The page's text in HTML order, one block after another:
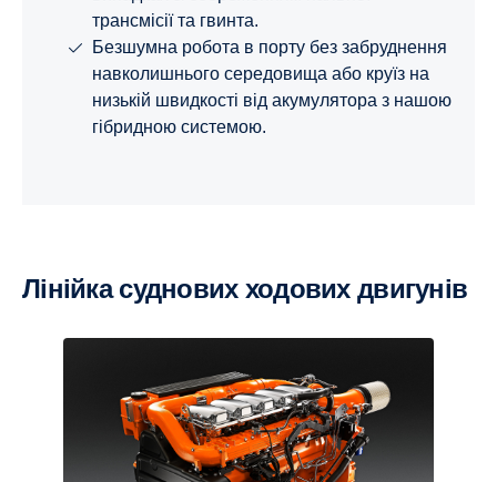
трансмісії та гвинта.
Безшумна робота в порту без забруднення
навколишнього середовища або круїз на
низькій швидкості від акумулятора з нашою
гібридною системою.
Лінійка суднових ходових двигунів